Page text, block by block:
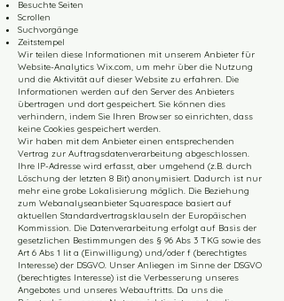
Besuchte Seiten
Scrollen
Suchvorgänge
Zeitstempel
Wir teilen diese Informationen mit unserem Anbieter für
Website-Analytics Wix.com, um mehr über die Nutzung
und die Aktivität auf dieser Website zu erfahren. Die
Informationen werden auf den Server des Anbieters
übertragen und dort gespeichert. Sie können dies
verhindern, indem Sie Ihren Browser so einrichten, dass
keine Cookies gespeichert werden.
Wir haben mit dem Anbieter einen entsprechenden
Vertrag zur Auftragsdatenverarbeitung abgeschlossen.
Ihre IP-Adresse wird erfasst, aber umgehend (z.B. durch
Löschung der letzten 8 Bit) anonymisiert. Dadurch ist nur
mehr eine grobe Lokalisierung möglich. Die Beziehung
zum Webanalyseanbieter Squarespace basiert auf
aktuellen Standardvertragsklauseln der Europäischen
Kommission. Die Datenverarbeitung erfolgt auf Basis der
gesetzlichen Bestimmungen des § 96 Abs 3 TKG sowie des
Art 6 Abs 1 lit a (Einwilligung) und/oder f (berechtigtes
Interesse) der DSGVO. Unser Anliegen im Sinne der DSGVO
(berechtigtes Interesse) ist die Verbesserung unseres
Angebotes und unseres Webauftritts. Da uns die